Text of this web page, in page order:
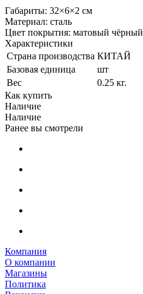
Габариты: 32×6×2 см
Материал: сталь
Цвет покрытия: матовый чёрный
Характеристики
Страна производства КИТАЙ
Базовая единица
шт
Вес
0.25 кг.
Как купить
Наличие
Наличие
Ранее вы смотрели
Компания
О компании
Магазины
Политика